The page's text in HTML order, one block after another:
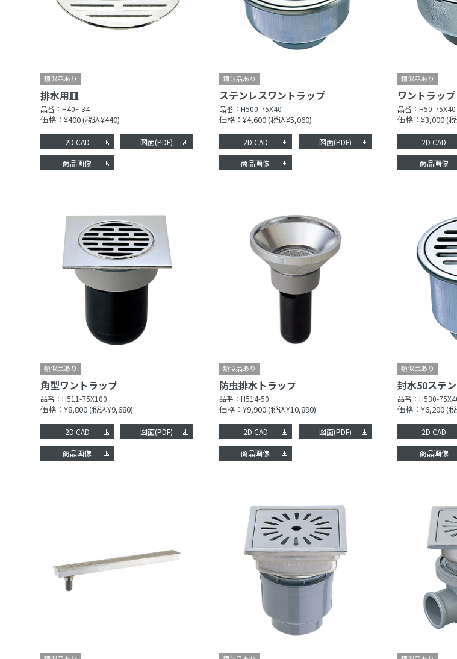
排水用皿
品番：H40F-34
価格：¥400(税込¥440)
2D CAD 図面(PDF)
商品画像
ステンレスワントラップ
品番： H500-75X40
価格：¥4,600(税込¥5,060)
2D CAD 図面(PDF)
商品画像
ワントラップ
品番： H50-75X40
価格：¥3,000(
2D CAD
商品画像
角型ワントラップ
品番：H511-75X100
価格：¥8,800(税込¥9,680)
2D CAD 図面(PDF)
商品画像
防虫排水トラップ
品番： H514-50
価格：¥9,900(税込¥10,890)
2D CAD 図面(PDF)
商品画像
封水50ステ
品番： H530-
価格：¥6,200(
2D CAD
商品画像